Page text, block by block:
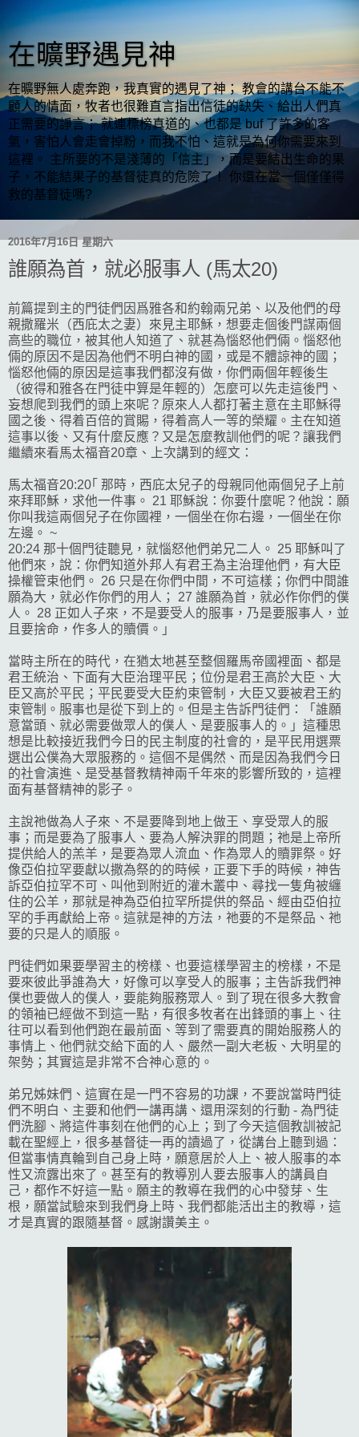
在曠野遇見神
在曠野無人處奔跑，我真實的遇見了神； 教會的講台不能不
顧人的情面，牧者也很難直言指出信徒的缺失、給出人們真
正需要的諍言； 就連標榜真道的、也都是 buf 了許多的客
氣，害怕人會走會掉粉，而我不怕、這就是為何你需要來到
這裡。 主所要的不是淺薄的「信主」，而是要結出生命的果
子，不能結果子的基督徒真的危險了！ 你還在當一個僅僅得
救的基督徒嗎?
2016年7月16日 星期六
誰願為首，就必服事人 (馬太20)
前篇提到主的門徒們因爲雅各和約翰兩兄弟、以及他們的母
親撒羅米（西庇太之妻）來見主耶穌，想要走個後門謀兩個
高些的職位，被其他人知道了、就甚為惱怒他們倆。惱怒他
倆的原因不是因為他們不明白神的國，或是不體諒神的國；
惱怒他倆的原因是這事我們都沒有做，你們兩個年輕後生
（彼得和雅各在門徒中算是年輕的）怎麼可以先走這後門、
妄想爬到我們的頭上來呢？原來人人都打著主意在主耶穌得
國之後、得着百倍的賞賜，得着高人一等的榮耀。主在知道
這事以後、又有什麼反應？又是怎麼教訓他們的呢？讓我們
繼續來看馬太福音20章、上次講到的經文：
馬太福音20:20｢ 那時，西庇太兒子的母親同他兩個兒子上前
來拜耶穌，求他一件事。 21 耶穌說：你要什麼呢？他說：願
你叫我這兩個兒子在你國裡，一個坐在你右邊，一個坐在你
左邊。 ~
20:24 那十個門徒聽見，就惱怒他們弟兄二人。 25 耶穌叫了
他們來，說：你們知道外邦人有君王為主治理他們，有大臣
操權管束他們。 26 只是在你們中間，不可這樣；你們中間誰
願為大，就必作你們的用人； 27 誰願為首，就必作你們的僕
人。 28 正如人子來，不是要受人的服事，乃是要服事人，並
且要捨命，作多人的贖價。｣
當時主所在的時代，在猶太地甚至整個羅馬帝國裡面、都是
君王統治、下面有大臣治理平民；位份是君王高於大臣、大
臣又高於平民；平民要受大臣約束管制，大臣又要被君王約
束管制。服事也是從下到上的。但是主告訴門徒們：「誰願
意當頭、就必需要做眾人的僕人、是要服事人的。」這種思
想是比較接近我們今日的民主制度的社會的，是平民用選票
選出公僕為大眾服務的。這個不是偶然、而是因為我們今日
的社會演進、是受基督教精神兩千年來的影響所致的，這裡
面有基督精神的影子。
主說祂做為人子來、不是要降到地上做王、享受眾人的服
事；而是要為了服事人、要為人解決罪的問題；祂是上帝所
提供給人的羔羊，是要為眾人流血、作為眾人的贖罪祭。好
像亞伯拉罕要獻以撒為祭的的時候，正要下手的時候，神告
訴亞伯拉罕不可、叫他到附近的灌木叢中、尋找一隻角被纏
住的公羊，那就是神為亞伯拉罕所提供的祭品、經由亞伯拉
罕的手再獻給上帝。這就是神的方法，祂要的不是祭品、祂
要的只是人的順服。
門徒們如果要學習主的榜樣、也要這樣學習主的榜樣，不是
要來彼此爭誰為大，好像可以享受人的服事；主告訴我們神
僕也要做人的僕人，要能夠服務眾人。到了現在很多大教會
的領袖已經做不到這一點，有很多牧者在出鋒頭的事上、往
往可以看到他們跑在最前面、等到了需要真的開始服務人的
事情上、他們就交給下面的人、嚴然一副大老板、大明星的
架勢；其實這是非常不合神心意的。
弟兄姊妹們、這實在是一門不容易的功課，不要說當時門徒
們不明白、主要和他們一講再講、還用深刻的行動 - 為門徒
們洗腳、將這件事刻在他們的心上；到了今天這個教訓被記
載在聖經上，很多基督徒一再的讀過了，從講台上聽到過：
但當事情真輪到自己身上時，願意居於人上、被人服事的本
性又流露出來了。甚至有的教導別人要去服事人的講員自
己，都作不好這一點。願主的教導在我們的心中發芽、生
根，願當試驗來到我們身上時、我們都能活出主的教導，這
才是真實的跟隨基督。感謝讚美主。